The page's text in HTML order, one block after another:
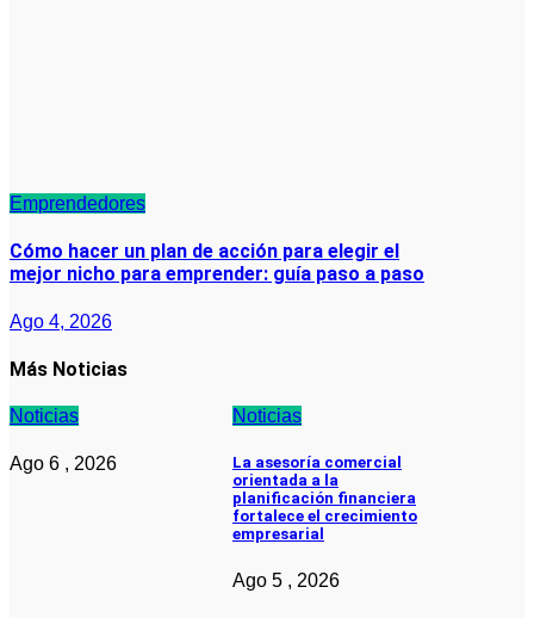
Emprendedores
Cómo hacer un plan de acción para elegir el
mejor nicho para emprender: guía paso a paso
Ago 4, 2026
Más Noticias
Noticias
Ago 6 , 2026
Noticias
La asesoría comercial
orientada a la
planificación financiera
fortalece el crecimiento
empresarial
Ago 5 , 2026